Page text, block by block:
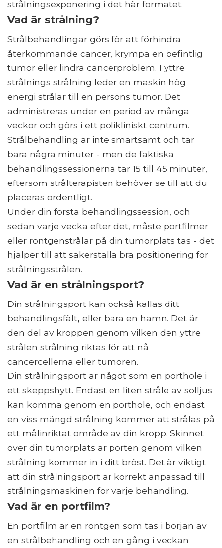
strålningsexponering i det här formatet.
Vad är strålning?
Strålbehandlingar görs för att förhindra
återkommande cancer, krympa en befintlig
tumör eller lindra cancerproblem. I yttre
strålnings strålning leder en maskin hög
energi strålar till en persons tumör. Det
administreras under en period av många
veckor och görs i ett polikliniskt centrum.
Strålbehandling är inte smärtsamt och tar
bara några minuter - men de faktiska
behandlingssessionerna tar 15 till 45 minuter,
eftersom strålterapisten behöver se till att du
placeras ordentligt.
Under din första behandlingssession, och
sedan varje vecka efter det, måste portfilmer
eller röntgenstrålar på din tumörplats tas - det
hjälper till att säkerställa bra positionering för
strålningsstrålen.
Vad är en strålningsport?
Din strålningsport kan också kallas ditt
behandlingsfält, eller bara en hamn. Det är
den del av kroppen genom vilken den yttre
strålen strålning riktas för att nå
cancercellerna eller tumören.
Din strålningsport är något som en porthole i
ett skeppshytt. Endast en liten stråle av solljus
kan komma genom en porthole, och endast
en viss mängd strålning kommer att strålas på
ett målinriktat område av din kropp. Skinnet
över din tumörplats är porten genom vilken
strålning kommer in i ditt bröst. Det är viktigt
att din strålningsport är korrekt anpassad till
strålningsmaskinen för varje behandling.
Vad är en portfilm?
En portfilm är en röntgen som tas i början av
en strålbehandling och en gång i veckan